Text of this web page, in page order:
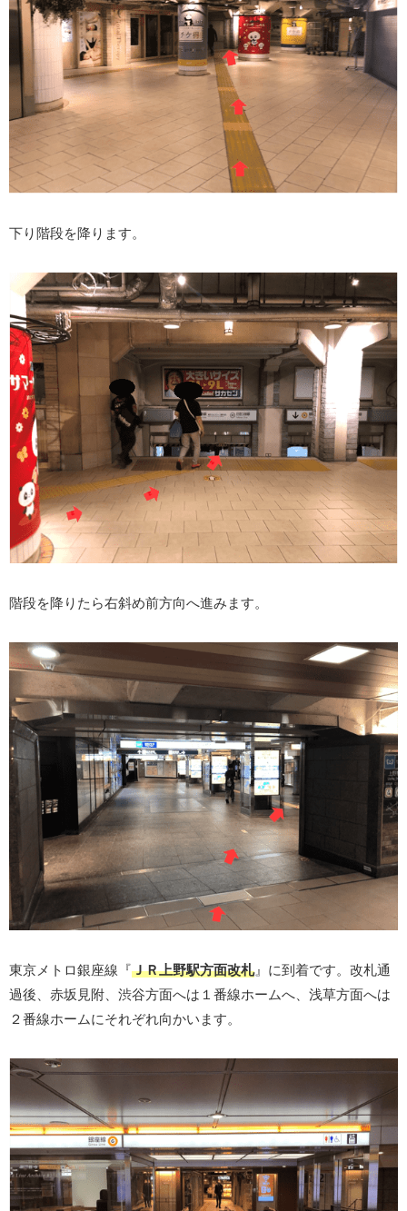
下り階段を降ります。
階段を降りたら右斜め前方向へ進みます。
東京メトロ銀座線『ＪＲ上野駅方面改札』に到着です。改札通
過後、赤坂見附、渋谷方面へは１番線ホームへ、浅草方面へは
２番線ホームにそれぞれ向かいます。